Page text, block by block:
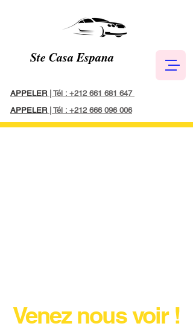
APPELER| Tél : +212 661 681 647
Ste Casa Espana
APPELER| Tél : +212 666 096 006
Venez nous voir !